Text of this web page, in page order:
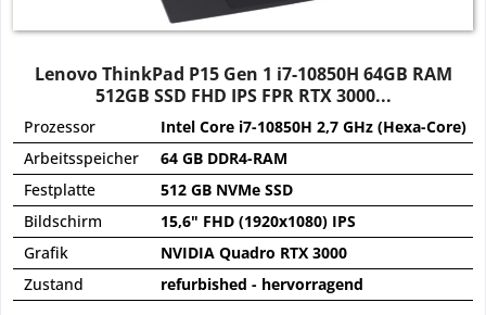
Lenovo ThinkPad P15 Gen 1 i7-10850H 64GB RAM
512GB SSD FHD IPS FPR RTX 3000...
Prozessor
Intel Core i7-10850H 2,7 GHz (Hexa-Core)
Arbeitsspeicher
64 GB DDR4-RAM
Festplatte
512 GB NVMe SSD
Bildschirm
15,6" FHD (1920x1080) IPS
Grafik
NVIDIA Quadro RTX 3000
Zustand
refurbished - hervorragend